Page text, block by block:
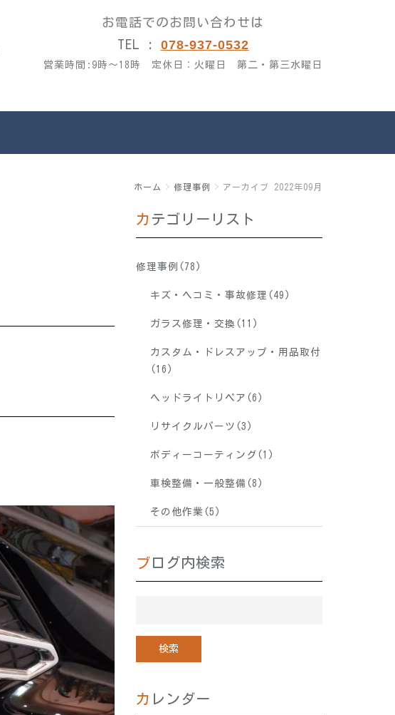
お電話でのお問い合わせは
TEL :
078-937-0532
営業時間:9時～18 時 定休日：火曜日 第二・第三水曜日
ホーム 修理事例 アーカイブ 2022年09月
カテゴリーリスト
修理事例(78)
キズ・ヘコミ・事故修理(49)
ガラス修理・交換(11)
カスタム・ドレスアップ・用品取付
(16)
ヘッドライトリペア(6)
リサイクルパーツ(3)
ボディーコーティング(1)
車検整備・一般整備(8)
その他作業(5)
ブログ内検索
カレンダー